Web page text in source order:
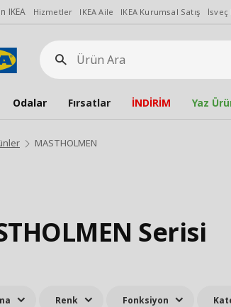
IKEA Hizmetler IKEA Aile IKEA Kurumsal Satış İsveç
Ürün
Ara
Odalar Fırsatlar İNDİRİM Yaz
MASTHOLMEN
Serisi
Renk Fonksiyon